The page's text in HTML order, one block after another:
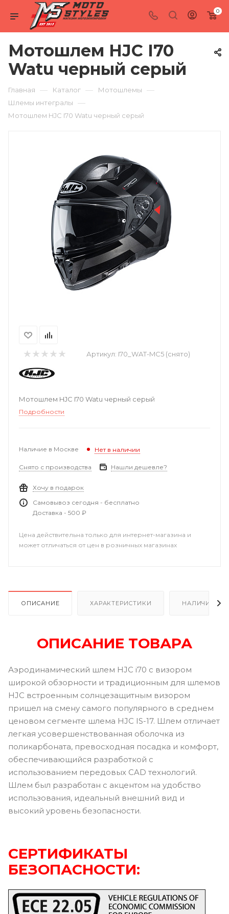
0
Мотошлем HJC I70
Watu черный серый
Главная — Каталог — Мотошлемы —
Шлемы интегралы —
Мотошлем HJC I70 Watu черный серый
Артикул: I70_WAT-MC5 (снято)
Мотошлем HJC I70 Watu черный серый
Подробности
Наличие в Москве Нет в наличии
Снято с производства Нашли дешевле?
Хочу в подарок
Самовывоз сегодня - бесплатно
Доставка - 500 ₽
Цена действительна только для интернет-магазина и
может отличаться от цен в розничных магазинах
ОПИСАНИЕ ХАРАКТЕРИСТИКИ НАЛИЧИЕ
ОПИСАНИЕ ТОВАРА
Аэродинамический шлем HJC i70 с визором
широкой обзорности и традиционным для шлемов
HJC встроенным солнцезащитным визором
пришел на смену самого популярного в среднем
ценовом сегменте шлема HJC IS-17. Шлем отличает
легкая усовершенствованная оболочка из
поликарбоната, превосходная посадка и комфорт,
обеспечивающийся разработкой с
использованием передовых CAD технологий.
Шлем был разработан с акцентом на удобство
использования, идеальный внешний вид и
высокий уровень безопасности.
СЕРТИФИКАТЫ
БЕЗОПАСНОСТИ: